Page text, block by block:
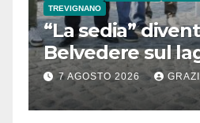
TREVIGNANO
“La sedia”
Belvedere sul
Bracciano: ieri
l’inaugurazione
7 AGOSTO 2026